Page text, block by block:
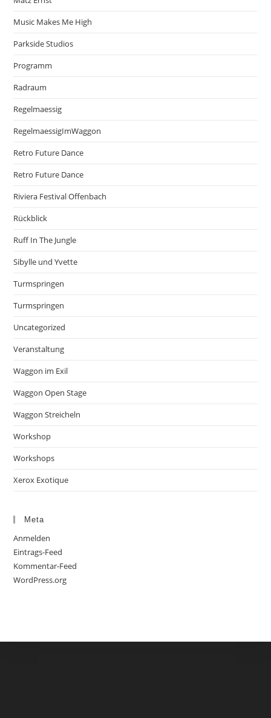
Music Makes Me High
Parkside Studios
Programm
Radraum
Regelmaessig
RegelmaessigImWaggon
Retro Future Dance
Retro Future Dance
Riviera Festival Offenbach
Rückblick
Ruff In The Jungle
Sibylle und Yvette
Turmspringen
Turmspringen
Uncategorized
Veranstaltung
Waggon im Exil
Waggon Open Stage
Waggon Streicheln
Workshop
Workshops
Xerox Exotique
Meta
Anmelden
Eintrags-Feed
Kommentar-Feed
WordPress.org